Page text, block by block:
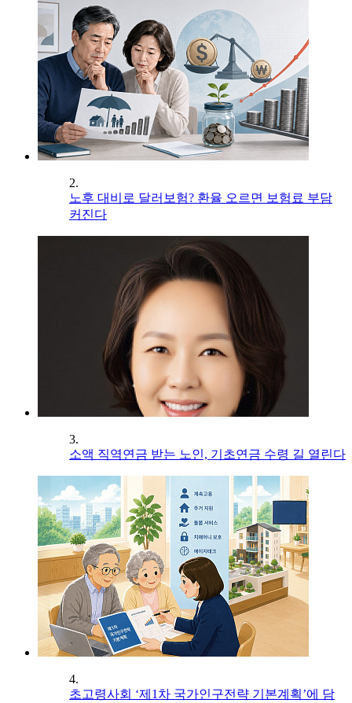
2.
노후 대비로 달러보험? 환율 오르면 보험료 부담
커진다
3.
소액 직역연금 받는 노인, 기초연금 수령 길 열린다
4.
초고령사회 ‘제1차 국가인구전략 기본계획’에 담